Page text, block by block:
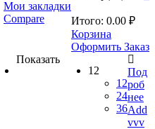
Итого: 0.00 ₽
Корзина
Оформить Заказ
Мои закладки
Compare
Показать
12
12
24
36
Под
роб
нее
Add
vvv